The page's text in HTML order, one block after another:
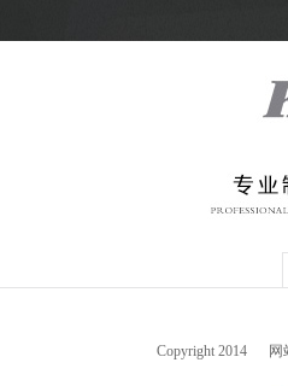
Copyright 2014 网